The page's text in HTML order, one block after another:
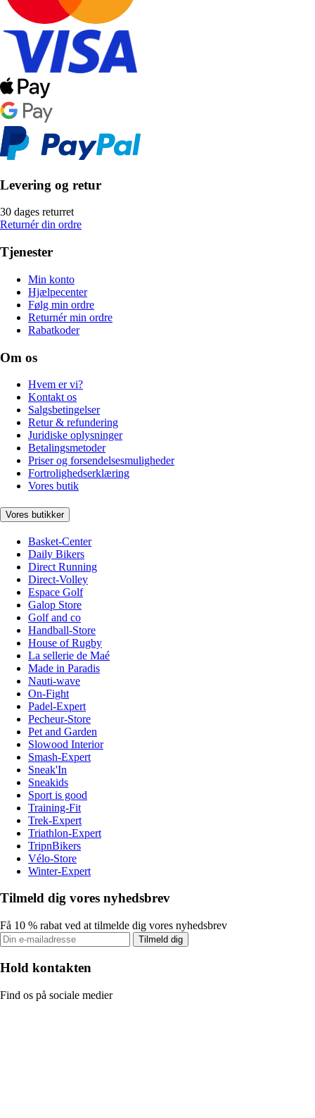
Levering og retur
30 dages returret
Returnér din ordre
Tjenester
Min konto
Hjælpecenter
Følg min ordre
Returnér min ordre
Rabatkoder
Om os
Hvem er vi?
Kontakt os
Salgsbetingelser
Retur & refundering
Juridiske oplysninger
Betalingsmetoder
Priser og forsendelsesmuligheder
Fortrolighedserklæring
Vores butik
Vores butikker
Basket-Center
Daily Bikers
Direct Running
Direct-Volley
Espace Golf
Galop Store
Golf and co
Handball-Store
House of Rugby
La sellerie de Maé
Made in Paradis
Nauti-wave
On-Fight
Padel-Expert
Pecheur-Store
Pet and Garden
Slowood Interior
Smash-Expert
Sneak'In
Sneakids
Sport is good
Training-Fit
Trek-Expert
Triathlon-Expert
TripnBikers
Vélo-Store
Winter-Expert
Tilmeld dig vores nyhedsbrev
Få 10 % rabat ved at tilmelde dig vores nyhedsbrev
Tilmeld dig
Hold kontakten
Find os på sociale medier